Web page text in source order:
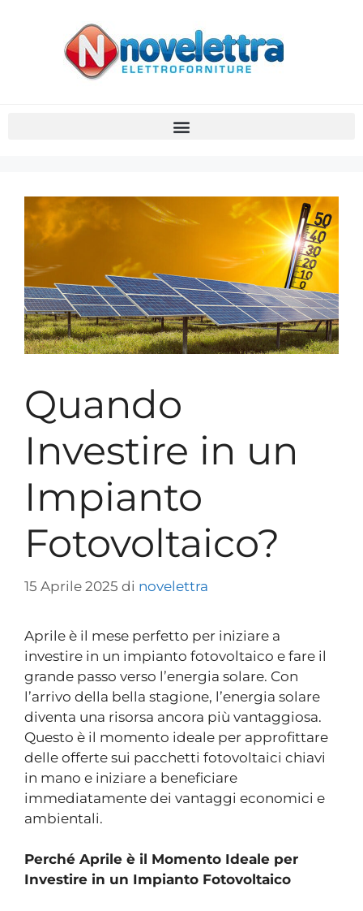
Quando
Investire in un
Impianto
Fotovoltaico?
15 Aprile 2025 di novelettra
Aprile è il mese perfetto per iniziare a
investire in un impianto fotovoltaico e fare il
grande passo verso l’energia solare. Con
l’arrivo della bella stagione, l’energia solare
diventa una risorsa ancora più vantaggiosa.
Questo è il momento ideale per approfittare
delle offerte sui pacchetti fotovoltaici chiavi
in mano e iniziare a beneficiare
immediatamente dei vantaggi economici e
ambientali.
Perché Aprile è il Momento Ideale per
Investire in un Impianto Fotovoltaico